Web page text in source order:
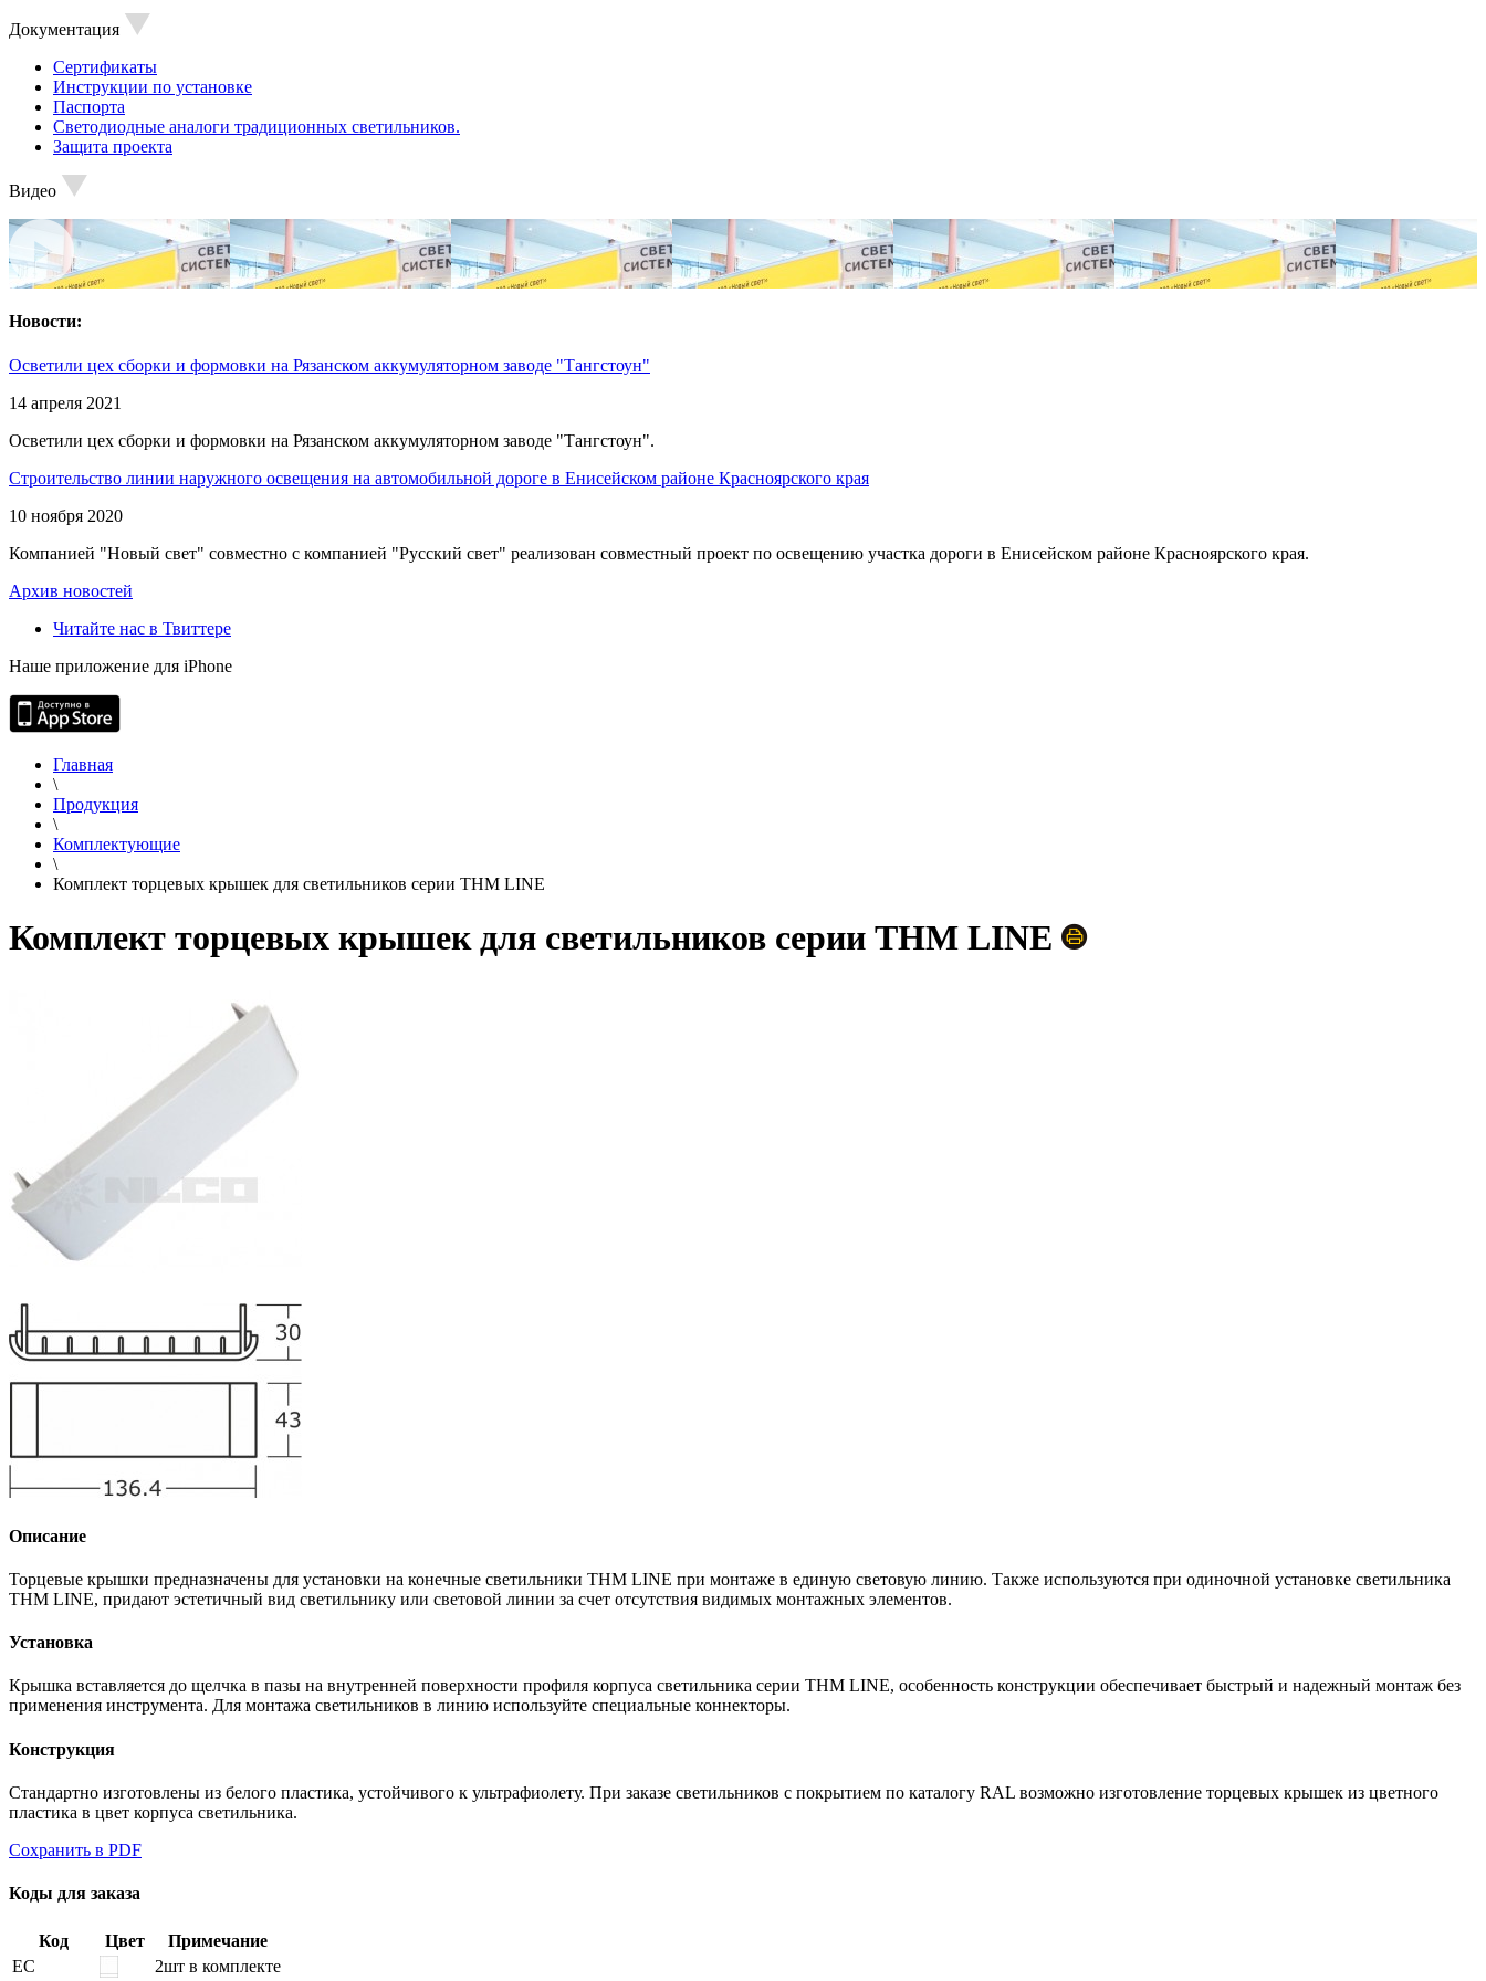
Документация
Сертификаты
Инструкции по установке
Паспорта
Светодиодные аналоги традиционных светильников.
Защита проекта
Видео
Новости:
Осветили цех сборки и формовки на Рязанском аккумуляторном заводе "Тангстоун"
14 апреля 2021
Осветили цех сборки и формовки на Рязанском аккумуляторном заводе "Тангстоун".
Строительство линии наружного освещения на автомобильной дороге в Енисейском районе Красноярского края
10 ноября 2020
Компанией "Новый свет" совместно с компанией "Русский свет" реализован совместный проект по освещению участка дороги в Енисейском районе Красноярского края.
Архив новостей
Читайте нас в Твиттере
Наше приложение для iPhone
Главная
\
Продукция
\
Комплектующие
\
Комплект торцевых крышек для светильников серии THM LINE
Комплект торцевых крышек для светильников серии THM LINE
Описание
Торцевые крышки предназначены для установки на конечные светильники THM LINE при монтаже в единую световую линию. Также используются при одиночной установке светильника
THM LINE, придают эстетичный вид светильнику или световой линии за счет отсутствия видимых монтажных элементов.
Установка
Крышка вставляется до щелчка в пазы на внутренней поверхности профиля корпуса светильника серии THM LINE, особенность конструкции обеспечивает быстрый и надежный монтаж без
применения инструмента. Для монтажа светильников в линию используйте специальные коннекторы.
Конструкция
Стандартно изготовлены из белого пластика, устойчивого к ультрафиолету. При заказе светильников с покрытием по каталогу RAL возможно изготовление торцевых крышек из цветного
пластика в цвет корпуса светильника.
Сохранить в PDF
Коды для заказа
Код Цвет
Примечание
EC
2шт в комплекте